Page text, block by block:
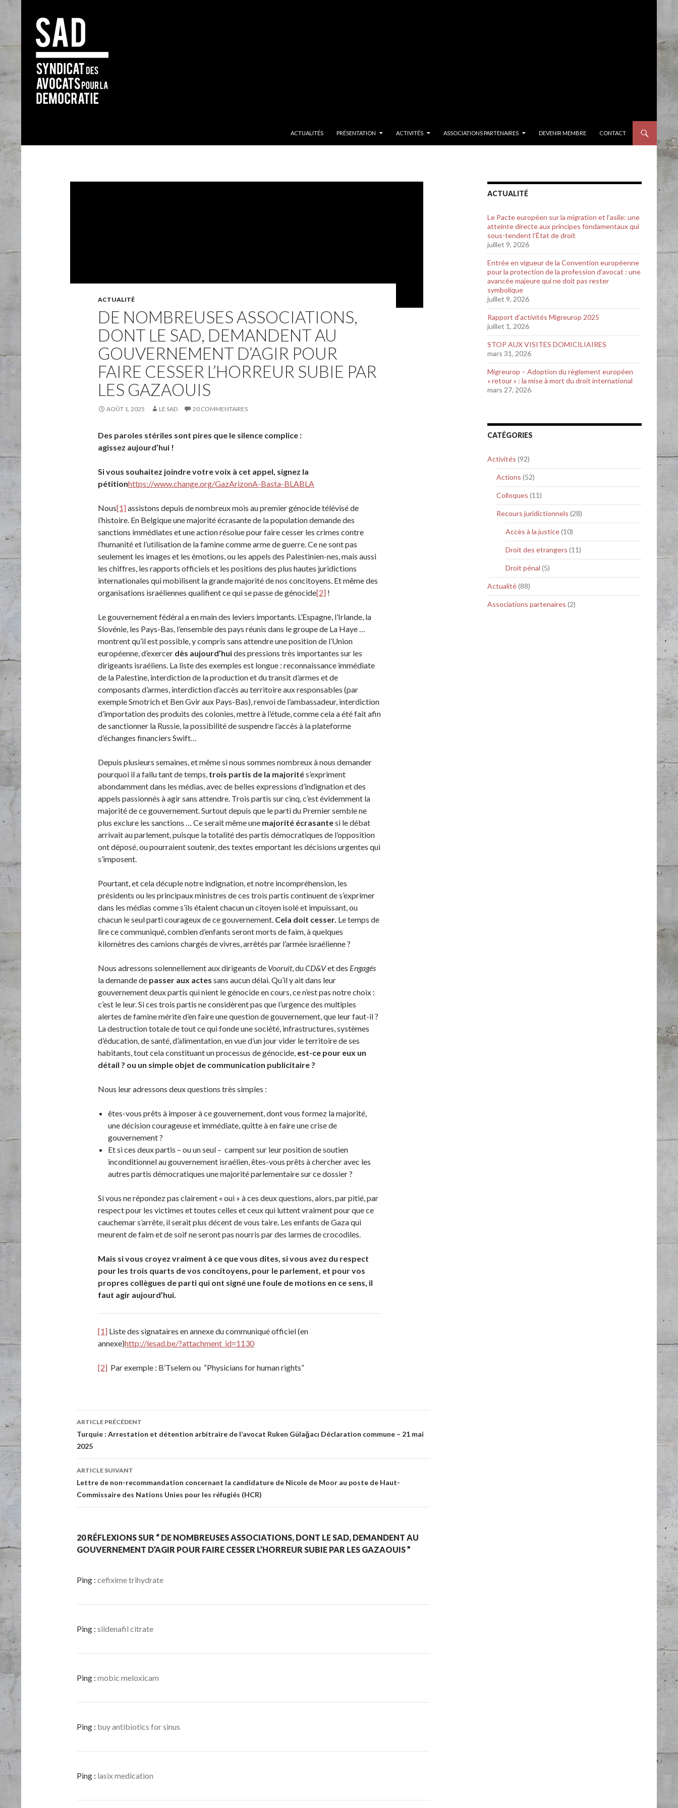
ACTUALITÉS
PRÉSENTATION ACTIVITÉS ASSOCIATIONS PARTENAIRES DEVENIR MEMBRE CONTACT
ACTUALITÉ
DE NOMBREUSES ASSOCIATIONS,
DONT LE SAD, DEMANDENT AU
GOUVERNEMENT D’AGIR POUR
FAIRE CESSER L’HORREUR SUBIE PAR
LES GAZAOUIS
AOÛT 1, 2025 LE SAD 20 COMMENTAIRES
Des paroles stériles sont pires que le silence complice :
agissez aujourd’hui !
Si vous souhaitez joindre votre voix à cet appel, signez la
pétitionhttps://www.change.org/GazArizonA-Basta-BLABLA
Nous[1]assistons depuis de nombreux mois au premier génocide télévisé de
l’histoire. En Belgique une majorité écrasante de la population demande des
sanctions immédiates et une action résolue pour faire cesser les crimes contre
l’humanité et l’utilisation de la famine comme arme de guerre. Ce ne sont pas
seulement les images et les émotions, ou les appels des Palestinien-nes, mais aussi
les chiffres, les rapports officiels et les positions des plus hautes juridictions
internationales qui mobilisent la grande majorité de nos concitoyens. Et même des
organisations israéliennes qualifient ce qui se passe de génocide[2] !
Le gouvernement fédéral a en main des leviers importants. L’Espagne, l’Irlande, la
Slovénie, les Pays-Bas, l’ensemble des pays réunis dans le groupe de La Haye …
montrent qu’il est possible, y compris sans attendre une position de l’Union
européenne, d’exercer dès aujourd’huides pressions très importantes sur les
dirigeants israéliens. La liste des exemples est longue : reconnaissance immédiate
de la Palestine, interdiction de la production et du transit d’armes et de
composants d’armes, interdiction d’accès au territoire aux responsables (par
exemple Smotrich et Ben Gvir aux Pays-Bas), renvoi de l’ambassadeur, interdiction
d’importation des produits des colonies, mettre à l’étude, comme cela a été fait afin
de sanctionner la Russie, la possibilité de suspendre l’accès à la plateforme
d’échanges financiers Swift…
Depuis plusieurs semaines, et même si nous sommes nombreux à nous demander
pourquoi il a fallu tant de temps, trois partis de la majorités’expriment
abondamment dans les médias, avec de belles expressions d’indignation et des
appels passionnés à agir sans attendre. Trois partis sur cinq, c’est évidemment la
majorité de ce gouvernement. Surtout depuis que le parti du Premier semble ne
plus exclure les sanctions … Ce serait même une majorité écrasantesi le débat
arrivait au parlement, puisque la totalité des partis démocratiques de l’opposition
ont déposé, ou pourraient soutenir, des textes emportant les décisions urgentes qui
s’imposent.
Pourtant, et cela décuple notre indignation, et notre incompréhension, les
présidents ou les principaux ministres de ces trois partis continuent de s’exprimer
dans les médias comme s’ils étaient chacun un citoyen isolé et impuissant, ou
chacun le seul parti courageux de ce gouvernement. Cela doit cesser. Le temps de
lire ce communiqué, combien d’enfants seront morts de faim, à quelques
kilomètres des camions chargés de vivres, arrêtés par l’armée israélienne ?
Nous adressons solennellement aux dirigeants de Vooruit, duCD&Vet des Engagés
la demande de passer aux actes sans aucun délai. Qu’il y ait dans leur
gouvernement deux partis qui nient le génocide en cours, ce n’est pas notre choix :
c’est le leur. Si ces trois partis ne considèrent pas que l’urgence des multiples
alertes de famine mérite d’en faire une question de gouvernement, que leur faut-il ?
La destruction totale de tout ce qui fonde une société, infrastructures, systèmes
d’éducation, de santé, d’alimentation, en vue d’un jour vider le territoire de ses
habitants, tout cela constituant un processus de génocide, est-ce pour eux un
détail ? ou un simple objet de communication publicitaire ?
Nous leur adressons deux questions très simples :
êtes-vous prêts à imposer à ce gouvernement, dont vous formez la majorité,
une décision courageuse et immédiate, quitte à en faire une crise de
gouvernement ?
Et si ces deux partis – ou un seul – campent sur leur position de soutien
inconditionnel au gouvernement israélien, êtes-vous prêts à chercher avec les
autres partis démocratiques une majorité parlementaire sur ce dossier ?
Si vous ne répondez pas clairement « oui » à ces deux questions, alors, par pitié, par
respect pour les victimes et toutes celles et ceux qui luttent vraiment pour que ce
cauchemar s’arrête, il serait plus décent de vous taire. Les enfants de Gaza qui
meurent de faim et de soif ne seront pas nourris par des larmes de crocodiles.
Mais si vous croyez vraiment à ce que vous dites, si vous avez du respect
pour les trois quarts de vos concitoyens, pour le parlement, et pour vos
propres collègues de parti qui ont signé une foule de motions en ce sens, il
faut agir aujourd’hui.
[1] Liste des signataires en annexe du communiqué officiel (en
annexe)http://lesad.be/?attachment_id=1130
[2] Par exemple : B’Tselem ou “Physicians for human rights”
Navigation de l’article
ARTICLE PRÉCÉDENT
Turquie : Arrestation et détention arbitraire de l’avocat Ruken Gülağacı Déclaration commune – 21 mai
2025
ARTICLE SUIVANT
Lettre de non-recommandation concernant la candidature de Nicole de Moor au poste de Haut-
Commissaire des Nations Unies pour les réfugiés (HCR)
20 RÉFLEXIONS SUR “ DE NOMBREUSES ASSOCIATIONS, DONT LE SAD, DEMANDENT AU
GOUVERNEMENT D’AGIR POUR FAIRE CESSER L’HORREUR SUBIE PAR LES GAZAOUIS ”
Ping : cefixime trihydrate
Ping : sildenafil citrate
Ping : mobic meloxicam
Ping : buy antibiotics for sinus
Ping : lasix medication
ACTUALITÉ
Le Pacte européen sur la migration et l’asile: une
atteinte directe aux principes fondamentaux qui
sous-tendent l’État de droit
juillet 9, 2026
Entrée en vigueur de la Convention européenne
pour la protection de la profession d’avocat : une
avancée majeure qui ne doit pas rester
symbolique
juillet 9, 2026
Rapport d’activités Migreurop 2025
juillet 1, 2026
STOP AUX VISITES DOMICILIAIRES
mars 31, 2026
Migreurop – Adoption du règlement européen
« retour » : la mise à mort du droit international
mars 27, 2026
CATÉGORIES
Activités (92)
Actions (52)
Colloques (11)
Recours juridictionnels (28)
Accès à la justice(10)
Droit des etrangers (11)
Droit pénal (5)
Actualité(88)
Associations partenaires (2)